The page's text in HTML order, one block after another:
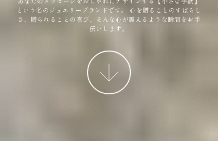
という名のジュエリーブランドです。
心を贈ることのすばらし
さ、贈られることの喜び、そんな心が震えるような瞬間をお手
伝いします。